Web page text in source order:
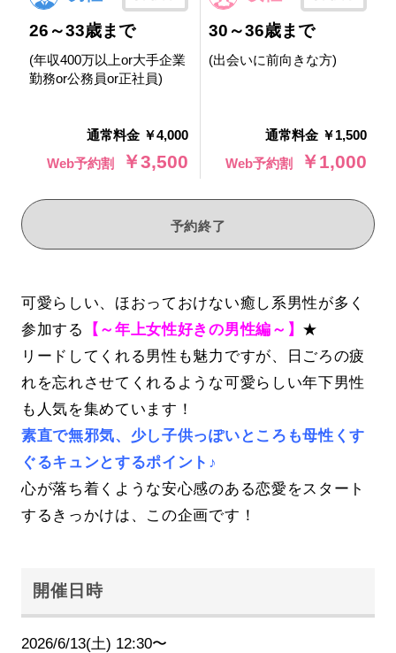
26～33歳まで
(年収400万以上or大手企業
勤務or公務員or正社員)
通常料金 ￥4,000
Web予約割
￥3,500
30～36歳まで
(出会いに前向きな方)
通常料金 ￥1,500
Web予約割
￥1,000
予約終了
可愛らしい、ほおっておけない癒し系男性が多く
参加する
【～年上女性好きの男性編～】 ★
リードしてくれる男性も魅力ですが、日ごろの疲
れを忘れさせてくれるような可愛らしい年下男性
も人気を集めています！
素直で無邪気、少し子供っぽいところも母性くす
ぐるキュンとするポイント♪
心が落ち着くような安心感のある恋愛をスタート
するきっかけは、この企画です！
開催日時
2026/6/13(土) 12:30〜